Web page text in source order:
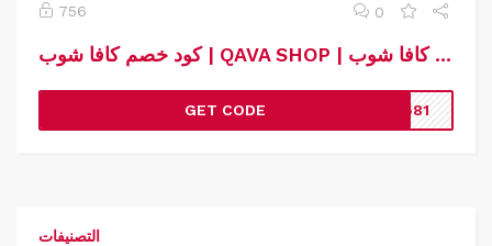
756 0
كود خصم كافا شوب | QAVA SHOP | كوبون خصم كافا شوب
GET CODE A581
التصنيفات